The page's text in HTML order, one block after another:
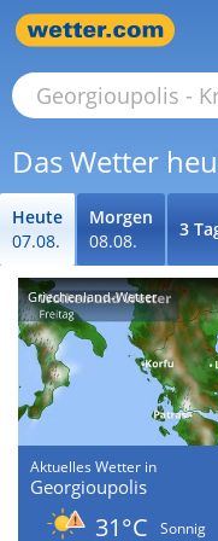
Das Wetter
Heute
07.08.
Morgen
08.08.
3
Griechenland-Wetter
Aktuelles Wetter in
Georgioupolis
31°C
Sonnig